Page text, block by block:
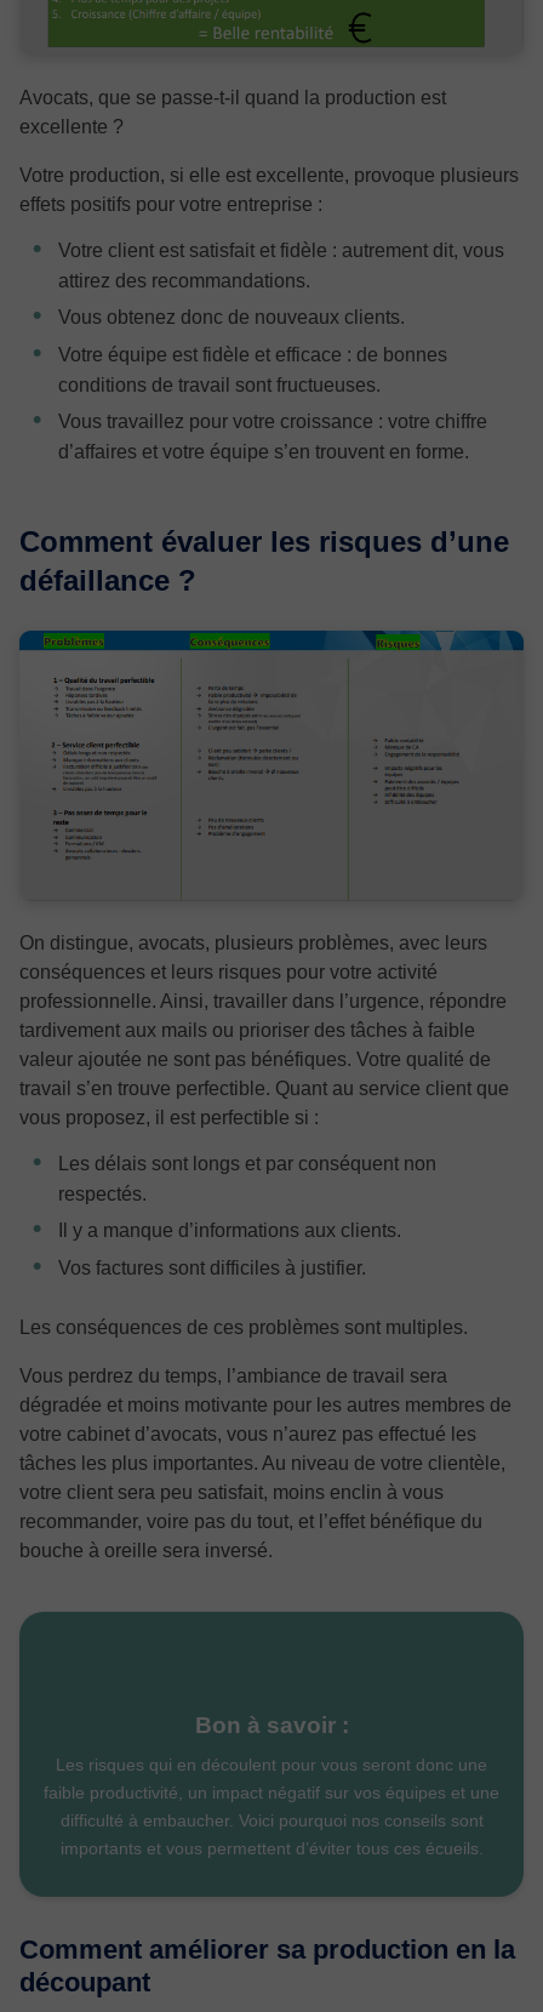
Avocats, que se passe-t-il quand la production est
excellente ?
Votre production, si elle est excellente, provoque plusieurs
effets positifs pour votre entreprise :
Votre client est satisfait et fidèle : autrement dit, vous
attirez des recommandations.
Vous obtenez donc de nouveaux clients.
Votre équipe est fidèle et efficace : de bonnes
conditions de travail sont fructueuses.
Vous travaillez pour votre croissance : votre chiffre
d’affaires et votre équipe s’en trouvent en forme.
Comment évaluer les risques d’une
défaillance ?
On distingue, avocats, plusieurs problèmes, avec leurs
conséquences et leurs risques pour votre activité
professionnelle. Ainsi, travailler dans l’urgence, répondre
tardivement aux mails ou prioriser des tâches à faible
valeur ajoutée ne sont pas bénéfiques. Votre qualité de
travail s’en trouve perfectible. Quant au service client que
vous proposez, il est perfectible si :
Les délais sont longs et par conséquent non
respectés.
Il y a manque d’informations aux clients.
Vos factures sont difficiles à justifier.
Les conséquences de ces problèmes sont multiples.
Vous perdrez du temps, l’ambiance de travail sera
dégradée et moins motivante pour les autres membres de
votre cabinet d’avocats, vous n’aurez pas effectué les
tâches les plus importantes. Au niveau de votre clientèle,
votre client sera peu satisfait, moins enclin à vous
recommander, voire pas du tout, et l’effet bénéfique du
bouche à oreille sera inversé.
Bon à savoir :
Les risques qui en découlent pour vous seront donc une
faible productivité, un impact négatif sur vos équipes et une
difficulté à embaucher. Voici pourquoi nos conseils sont
importants et vous permettent d’éviter tous ces écueils.
Comment améliorer sa production en la
découpant